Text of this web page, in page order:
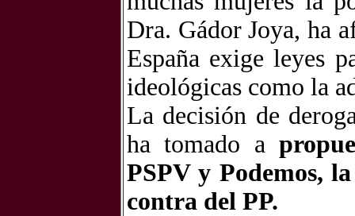
Dra. Gádor Joya, ha
España exige leyes
ideológicas como la
La decisión de
ha tomado a
PSPV y Podemos,
contra del PP.